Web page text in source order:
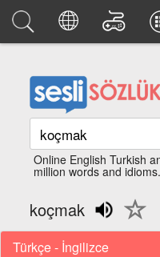
Online English Turkish
million words and idioms.
koçmak
Türkçe - İngilizce